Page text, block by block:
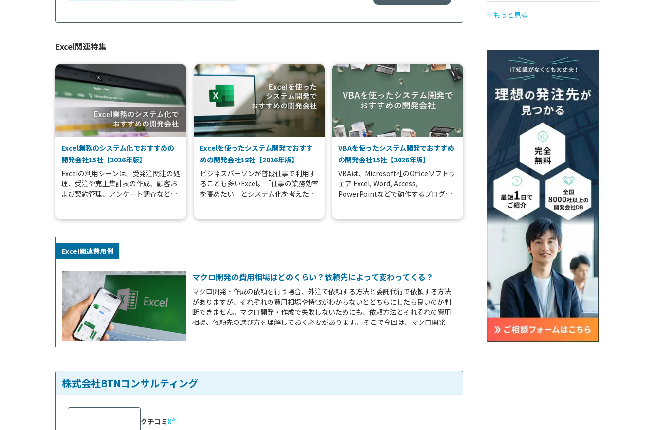
Excel関連特集
Excel業務のシステム化でおすすめの
開発会社15社【2026年版】
Excelの利用シーンは、受発注関連の処
理、受注や売上集計表の作成、顧客お
よび契約管理、アンケート調査など多
Excelを使ったシステム開発でおすす
めの開発会社18社【2026年版】
ビジネスパーソンが普段仕事で利用す
ることも多いExcel。「仕事の業務効率
を高めたい」とシステム化を考えた
VBAを使ったシステム開発でおすすめ
の開発会社15社【2026年版】
VBAは、Microsoft社のOfficeソフトウ
ェア Excel, Word, Access,
PowerPointなどで動作するプログラ
Excel関連費用例
マクロ開発の費用相場はどのくらい？依頼先によって変わってくる？
マクロ開発・作成の依頼を行う場合、外注で依頼する方法と委託代行で依頼する方法
がありますが、それぞれの費用相場や特徴がわからないとどちらにしたら良いのか判
断できません。マクロ開発・作成で失敗しないためにも、依頼方法とそれぞれの費用
相場、依頼先の選び方を理解しておく必要があります。 そこで今回は、マクロ開発・
株式会社BTNコンサルティング
クチコミ8件
もっと見る